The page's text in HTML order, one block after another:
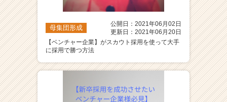
母集団形成
公開日：2021年06月02日
更新日：2021年06月20日
【ベンチャー企業】がスカウト採用を使って大手
に採用で勝つ方法